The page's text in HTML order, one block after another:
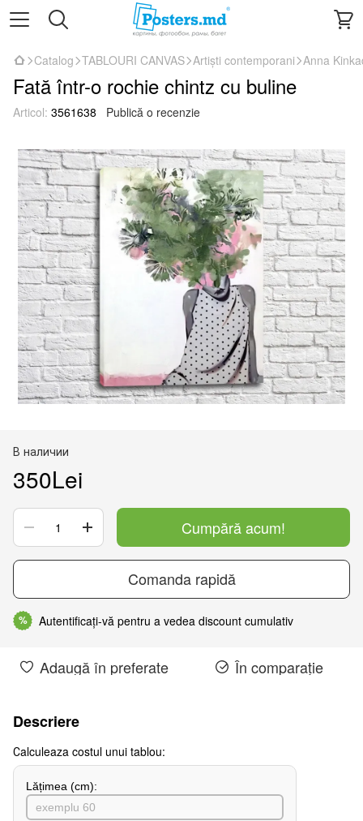
Catalog TABLOURI CANVAS Artiști contemporani Anna
Fată într-o rochie chintz cu buline
Articol: 3561638 Publică o recenzie
В наличии
350Lei
Cumpără acum!
Comanda rapidă
% Autentificați-vă pentru a vedea discount cumulativ
Adaugă în preferate În comparație
Descriere
Сalculeaza costul unui tablou:
Lățimea (сm):